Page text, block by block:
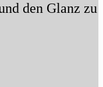
den Glanz zu